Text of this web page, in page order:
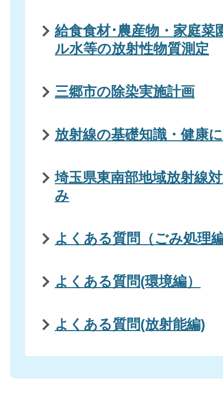
給食食材･農産物・家庭菜
ル水等の放射性物質測定
三郷市の除染実施計画
放射線の基礎知識・健康
埼玉県東南部地域放射線
み
よくある質問（ごみ処理
よくある質問(環境編）
よくある質問(放射能編)